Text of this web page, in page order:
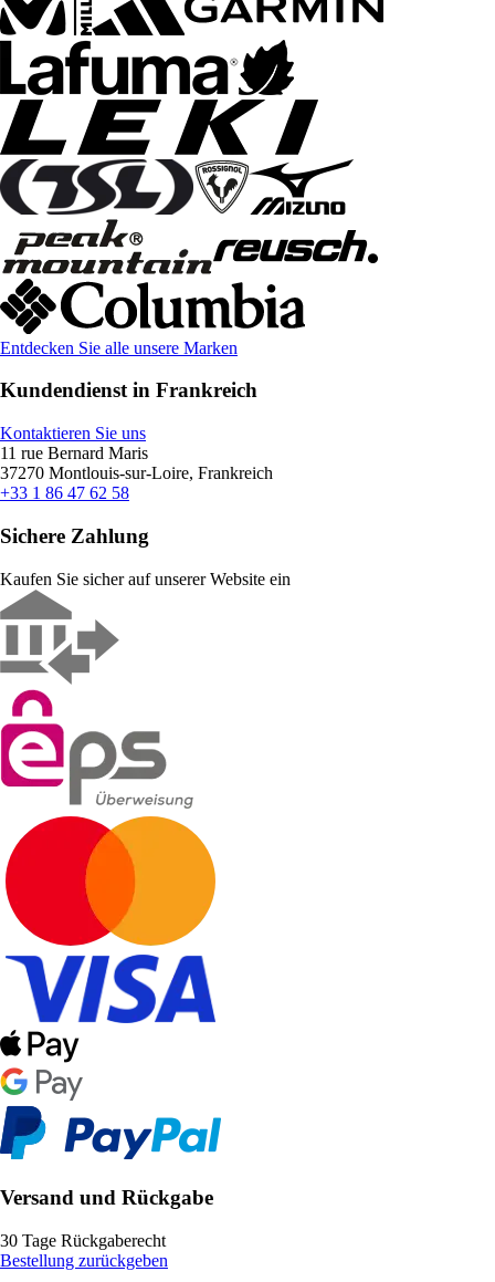
Entdecken Sie alle unsere Marken
Kundendienst in Frankreich
Kontaktieren Sie uns
11 rue Bernard Maris
37270 Montlouis-sur-Loire, Frankreich
+33 1 86 47 62 58
Sichere Zahlung
Kaufen Sie sicher auf unserer Website ein
Versand und Rückgabe
30 Tage Rückgaberecht
Bestellung zurückgeben